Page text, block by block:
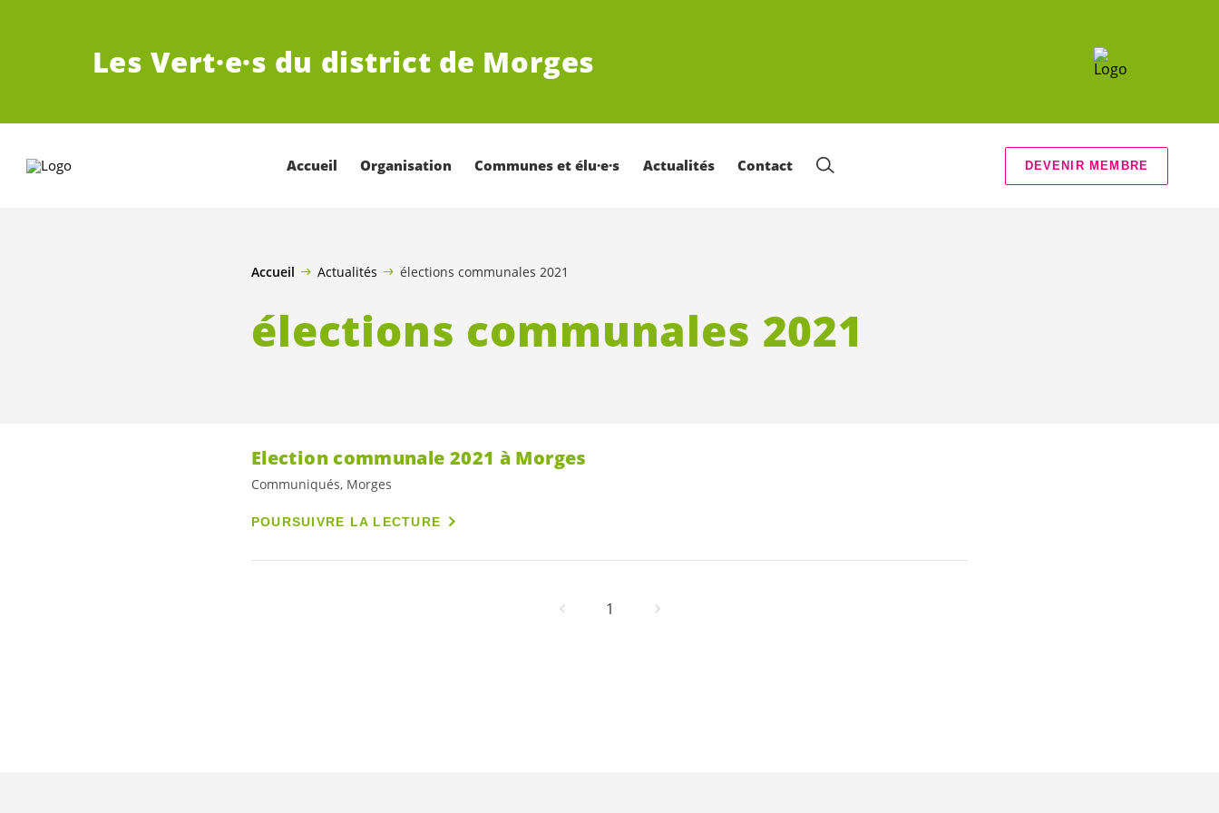
Les Vert·e·s du district de Morges
Accueil Organisation Communes et élu·e·s Actualités Contact DEVENIR MEMBRE
Accueil Actualités élections communales 2021
élections communales 2021
Election communale 2021 à Morges
Communiqués, Morges
POURSUIVRE LA LECTURE
1